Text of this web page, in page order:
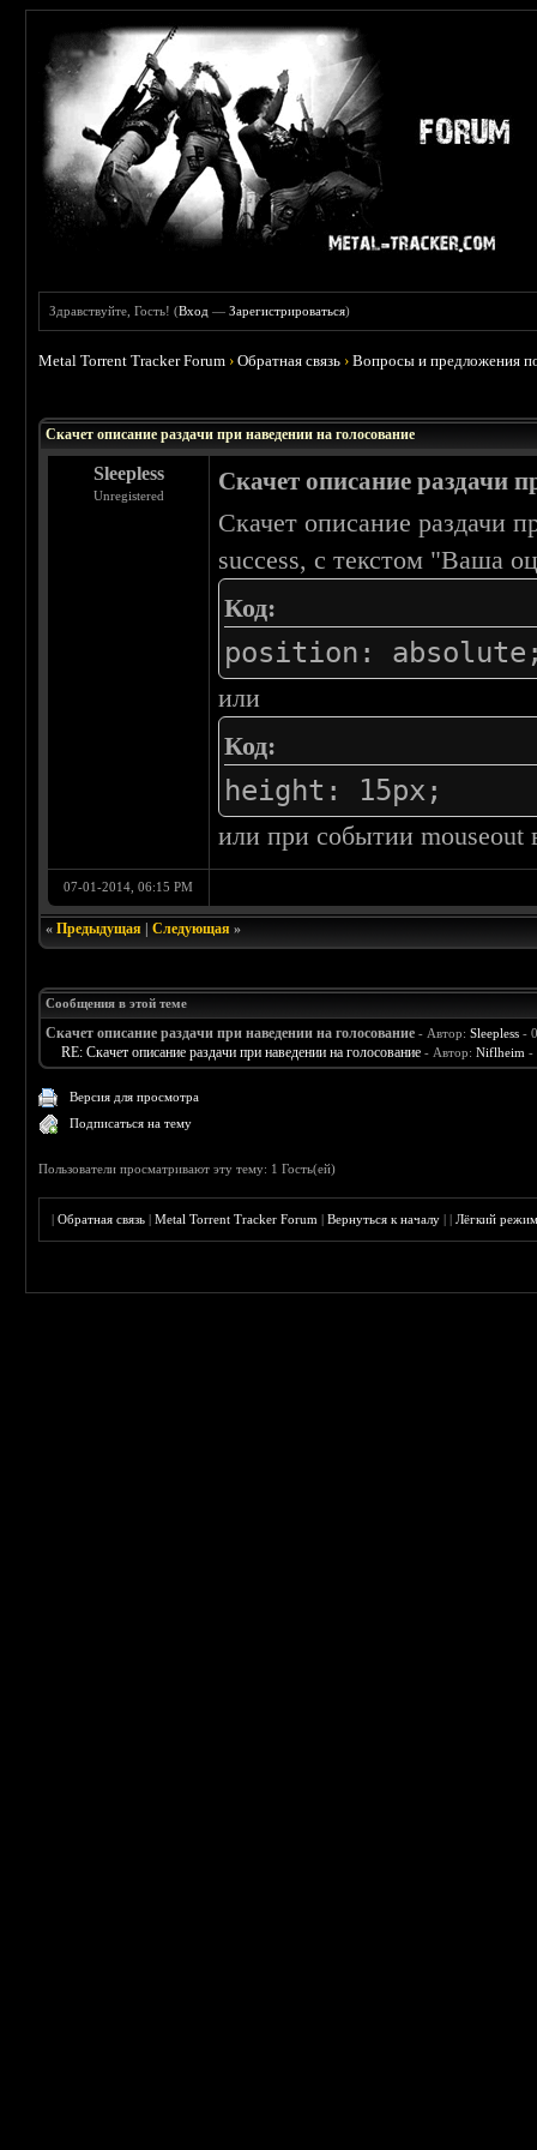
Здравствуйте, Гость! (Вход —Зарегистрироваться)
Metal Torrent Tracker Forum ›Обратная связь ›Вопросы и предложения
Скачет описание раздачи при наведении на голосование
Sleepless
Unregistered
Скачет описание раздачи
Скачет описание раздачи
success, с текстом "Ваша
Код:
position:
или
Код:
height: 15px;
или при событии mouseout
07-01-2014, 06:15 PM
«Предыдущая |Следующая »
Сообщения в этой теме
Скачет описание раздачи при наведении на голосование - Автор:Sleepless -
RE: Скачет описание раздачи при наведении на голосование - Автор:Niflheim -
Версия для просмотра
Подписаться на тему
Пользователи просматривают эту тему: 1 Гость(ей)
|Обратная связь |Metal Torrent Tracker Forum |Вернуться к началу ||Лёгкий